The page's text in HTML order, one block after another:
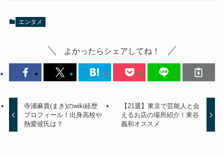
エンタメ
よかったらシェアしてね！
寺浦麻貴(まき)のwiki経歴
プロフィール！出身高校や
熱愛彼氏は？
【21選】東京で芸能人と会
えるお店の場所紹介！東谷
義和オススメ